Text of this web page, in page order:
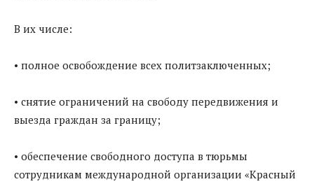
В их числе:
• полное освобождение всех политзаключенных;
• снятие ограничений на свободу передвижения и
выезда граждан за границу;
• обеспечение свободного доступа в тюрьмы
сотрудникам международной организации «Красный